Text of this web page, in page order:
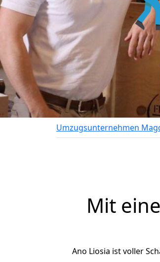
Umzugsunternehmen
Mit
Ano Liosia ist voller